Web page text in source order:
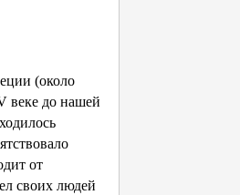
(около
веке до нашей
от
своих людей